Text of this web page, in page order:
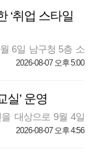
‘취업 스타일
6일 남구청 5층 소
2026-08-07 오후 5:00
실’ 운영
대상으로 9월 4일
2026-08-07 오후 4:56